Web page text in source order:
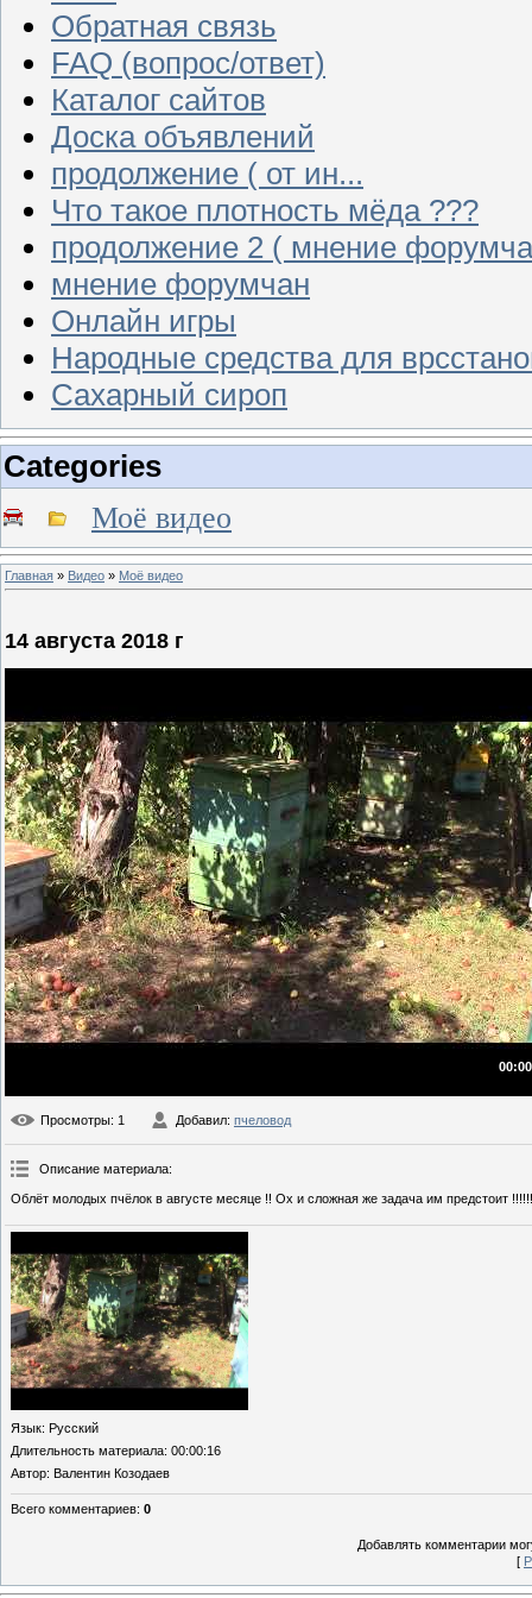
Обратная связь
FAQ (вопрос/ответ)
Каталог сайтов
Доска объявлений
продолжение ( от ин...
Что такое плотность мёда ???
продолжение 2 ( мнение
мнение форумчан
Онлайн игры
Народные средства для
Сахарный сироп
Categories
Моё видео
Главная » Видео » Моё видео
14 августа 2018 г
Просмотры: 1 Добавил: пчеловод
Описание материала:
Облёт молодых пчёлок в августе месяце !! Ох и сложная же задача им предстоит
Язык: Русский
Длительность материала: 00:00:16
Автор: Валентин Козодаев
Всего комментариев: 0
Добавлять комментарии
[